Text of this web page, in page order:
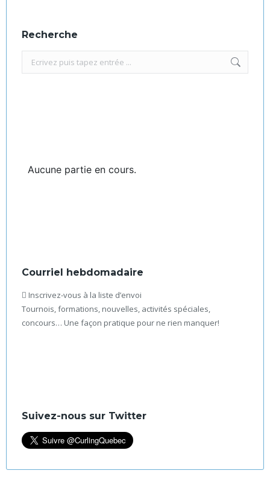
Recherche
Recherche
:
Aucune partie en cours.
Courriel hebdomadaire
Inscrivez-vous à la liste d’envoi
Tournois, formations, nouvelles, activités spéciales,
concours… Une façon pratique pour ne rien manquer!
Suivez-nous sur Twitter